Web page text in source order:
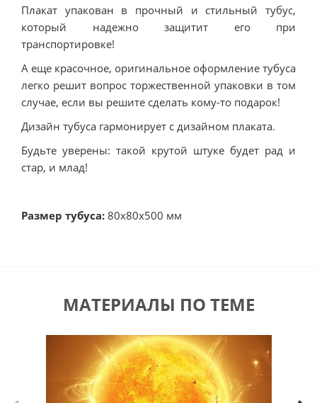
Плакат упакован в прочный и стильный тубус,
который надежно защитит его при
транспортировке!
А еще красочное, оригинальное оформление тубуса
легко решит вопрос торжественной упаковки в том
случае, если вы решите сделать кому-то подарок!
Дизайн тубуса гармонирует с дизайном плаката.
Будьте уверены: такой крутой штуке будет рад и
стар, и млад!
Размер тубуса: 80х80х500 мм
МАТЕРИАЛЫ ПО ТЕМЕ